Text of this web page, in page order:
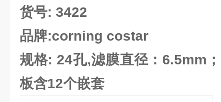
货号: 3422
品牌:corning costar
规格: 24孔,滤膜直径：6.5mm
板含12个嵌套